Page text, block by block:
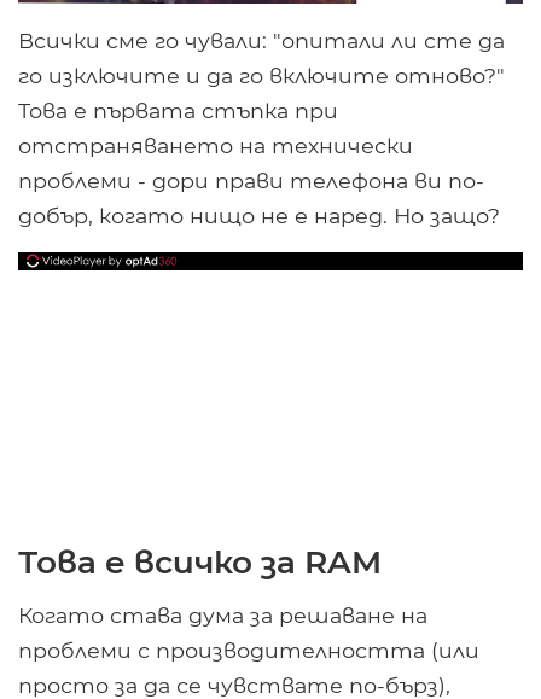
Всички сме го чували: "опитали ли сте да
го изключите и да го включите отново?"
Това е първата стъпка при
отстраняването на технически
проблеми - дори прави телефона ви по-
добър, когато нищо не е наред. Но защо?
Това е всичко за RAM
Когато става дума за решаване на
проблеми с производителността (или
просто за да се чувствате по-бърз),